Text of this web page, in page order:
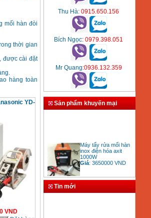
mối hàn đòi
thời gian
được cài đặt
hàng toàn
YD-
VND
Thu Hà: 0915.650.156
Bích Ngọc: 0979.398.051
Mr Quang:0936.132.359
Sản phẩm khuyến mại
inox điện hóa axit
1000W
Giá:3650000
Tin mới